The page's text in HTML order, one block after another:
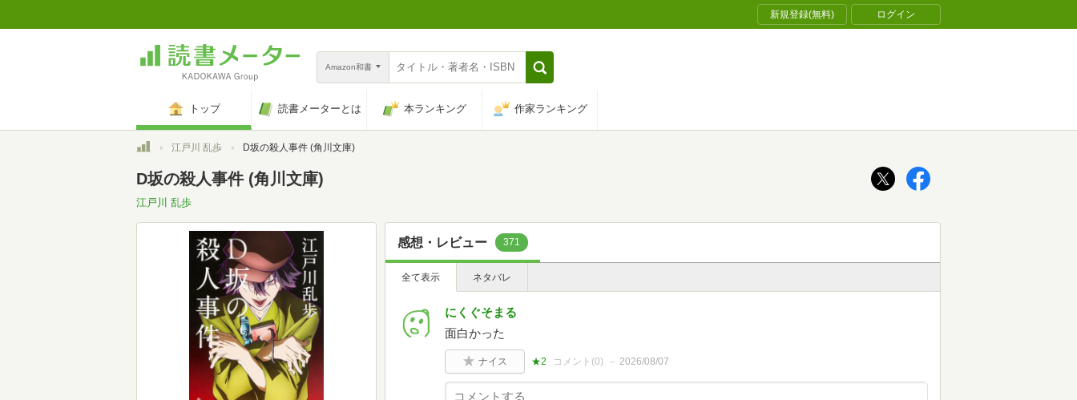
新規登録(無料) ログイン
Amazon和書
トップ 読書メーターとは 本ランキング 作家ランキング
トップ江戸川 乱歩 D坂の殺人事件 (角川文庫)
D坂の殺人事件 (角川文庫)
江戸川 乱歩
感想・レビュー 371
全て表示 ネタバレ
にくぐそまる
面白かった
ナイス ★2 コメント(0) 2026/08/07